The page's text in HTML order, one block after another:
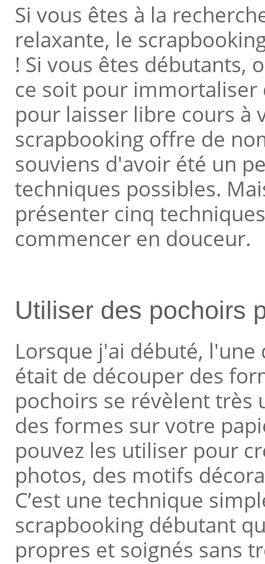
Si vous êtes à la
relaxante, le
! Si vous êtes débutants,
ce soit pour
pour laisser libre cours à
scrapbooking offre de
souviens d'avoir été un
techniques possibles.
présenter cinq
commencer en douceur.
Utiliser des pochoirs
Lorsque j'ai débuté,
était de découper des
pochoirs se révèlent
des formes sur votre
pouvez les utiliser pour
photos, des motifs
C’est une technique
scrapbooking débutant
propres et soignés sans